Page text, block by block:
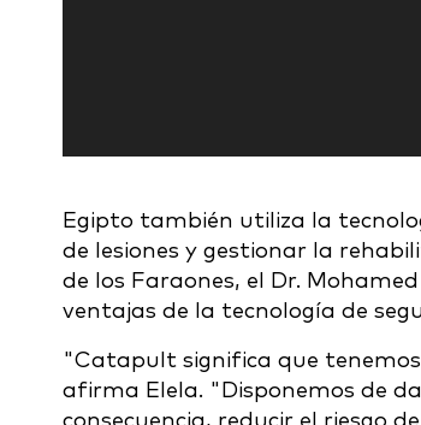
Egipto también utiliza la
de lesiones y gestionar la
de los Faraones, el Dr.
ventajas de la tecnología de
"Catapult significa que
afirma Elela. "Disponemos de